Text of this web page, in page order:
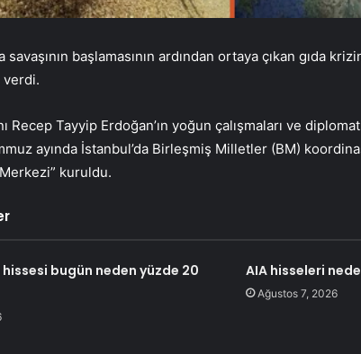
savaşının başlamasının ardından ortaya çıkan gıda
verdi.
Recep Tayyip Erdoğan’ın yoğun çalışmaları ve
ayında İstanbul’da Birleşmiş Milletler (BM)
kuruldu.
bugün neden yüzde 20
AIA hisseleri
Ağustos 7, 2026